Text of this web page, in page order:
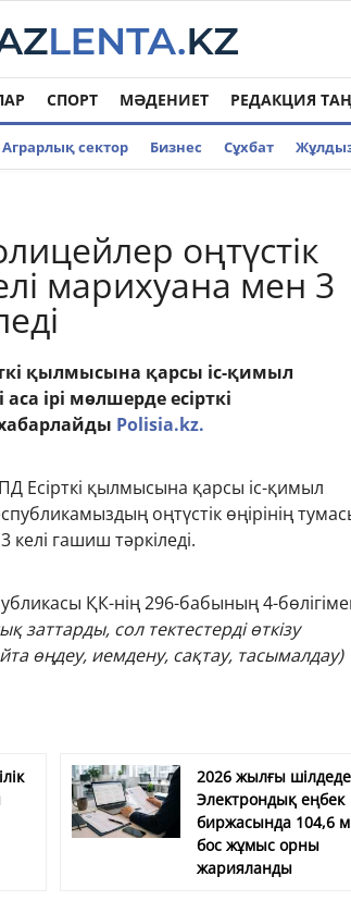
СПОРТ МӘДЕНИЕТ РЕДАКЦИЯ
Аграрлық сектор Бизнес Cұхбат
оңтүстік
марихуана мен 3
қылмысына қарсы іс-қимыл
ірі мөлшерде есірткі
Polisia.kz.
Есірткі қылмысына қарсы іс-қимыл
оңтүстік өңірінің
келі гашиш тәркіледі.
ҚК-нің 296-бабының 4-
заттарды, сол тектестерді өткізу
өңдеу, иемдену, сақтау, тасымалдау)
2026 жылғы шілдеде
Электрондық еңбек
биржасында 104,6
бос жұмыс орны
жарияланды